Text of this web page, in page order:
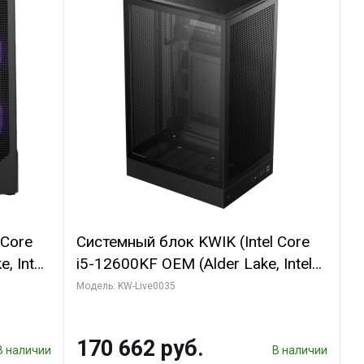
Intel
наличии
Системный блок KWIK (Intel Core
i5-12600KF OEM (Alder Lake, Intel
7, C10 4EC/6PC// 64 ГБ ОЗУ/ Ninja
SSD)
Модель: KW-Live0035
170 662 руб. В наличии